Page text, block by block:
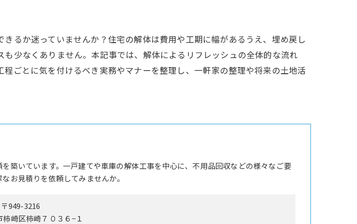
るか迷っていませんか？住宅の解体は費用や工期に幅があるうえ、埋め戻し
少なくありません。本記事では、解体によるリフレッシュの全体的な流れ
ごとに気を付けるべき実務やマナーを整理し、一軒家の整理や将来の土地活
築いています。一戸建てや車庫の解体工事を中心に、不用品回収などの様々なご要
お見積りを依頼してみませんか。
〒949-3216
崎区柿崎７０３６−１